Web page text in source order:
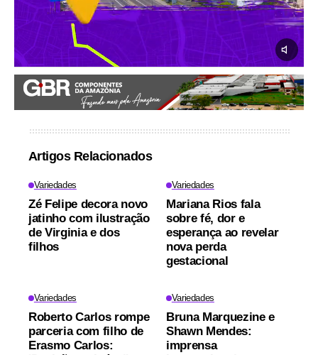
Artigos Relacionados
Variedades
Zé Felipe decora novo
jatinho com ilustração
de Virginia e dos
filhos
Variedades
Mariana Rios fala
sobre fé, dor e
esperança ao revelar
nova perda
gestacional
Variedades
Roberto Carlos rompe
parceria com filho de
Erasmo Carlos:
Variedades
Bruna Marquezine e
Shawn Mendes:
imprensa